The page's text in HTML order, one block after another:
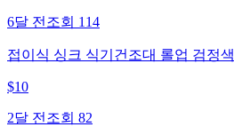
6달 전 조회 114
접이식 싱크 식기건조대 롤업 검정색
$10
2달 전 조회 82